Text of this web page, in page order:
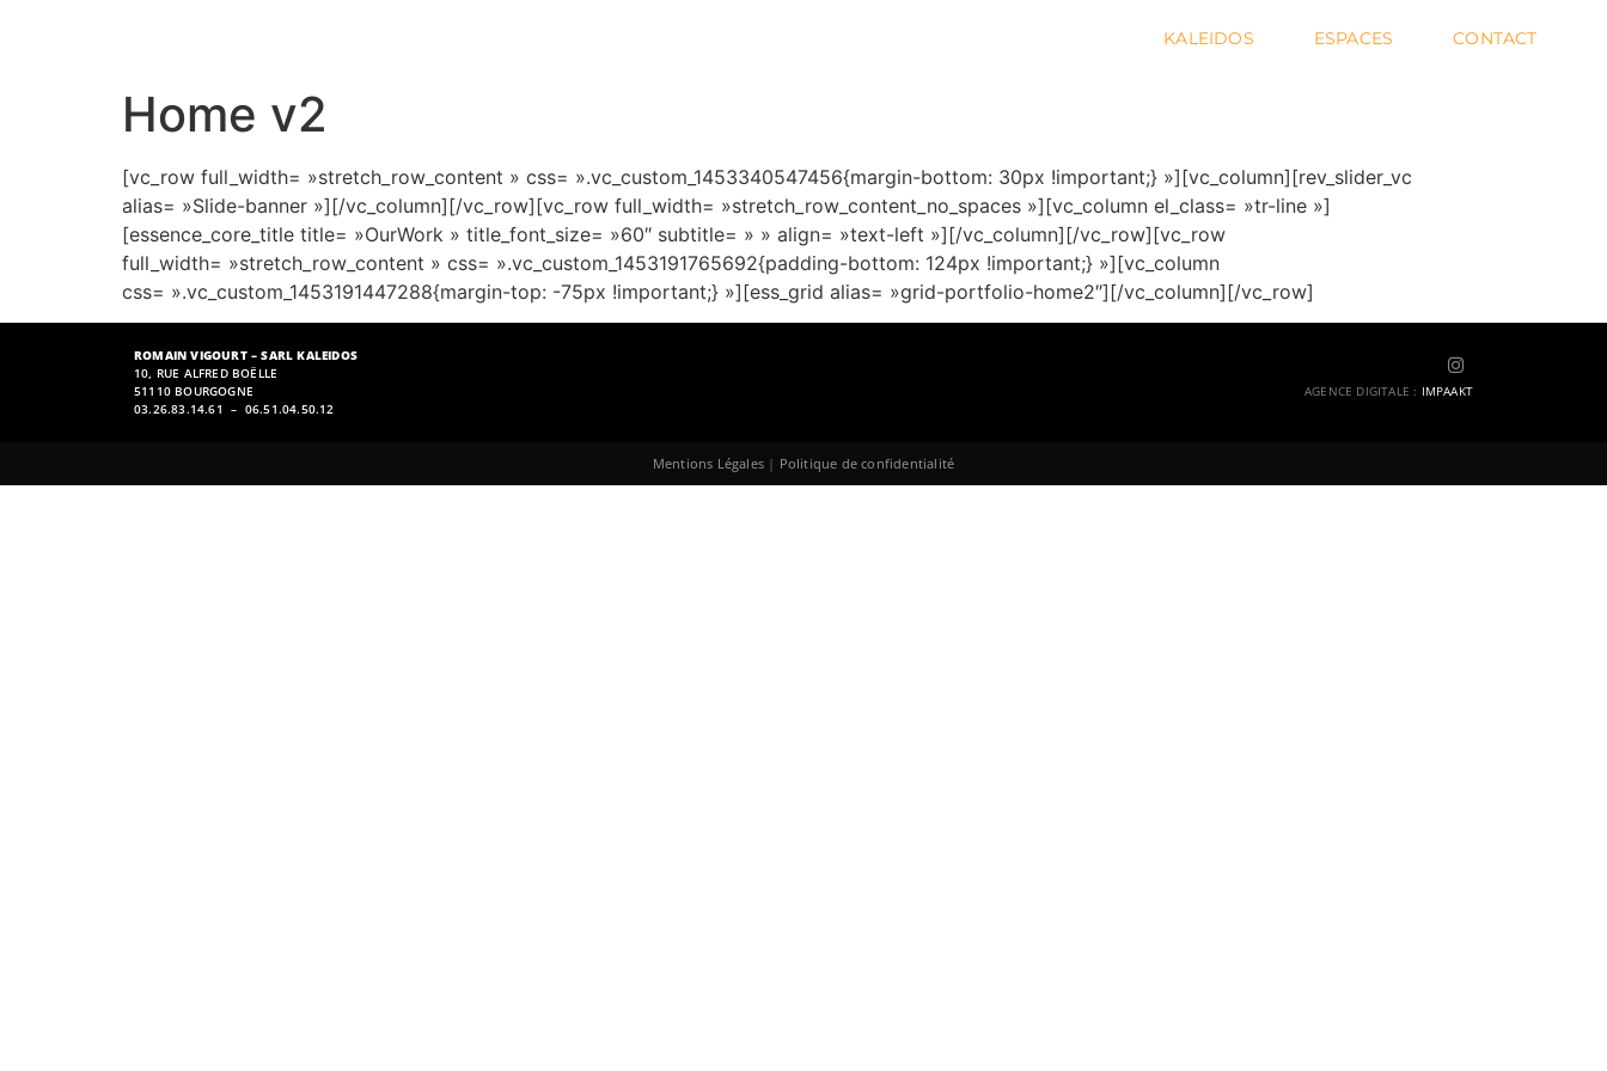
KALEIDOS ESPACES CONTACT
Home v2
[vc_row full_width= »stretch_row_content » css= ».vc_custom_1453340547456{margin-bottom: 30px !important;} »][vc_column][rev_slider_vc
alias= »Slide-banner »][/vc_column][/vc_row][vc_row full_width= »stretch_row_content_no_spaces »][vc_column el_class= »tr-line »]
[essence_core_title title= »OurWork » title_font_size= »60″ subtitle= » » align= »text-left »][/vc_column][/vc_row][vc_row
full_width= »stretch_row_content » css= ».vc_custom_1453191765692{padding-bottom: 124px !important;} »][vc_column
css= ».vc_custom_1453191447288{margin-top: -75px !important;} »][ess_grid alias= »grid-portfolio-home2″][/vc_column][/vc_row]
ROMAIN VIGOURT – SARL KALEIDOS
10, RUE ALFRED BOËLLE
51110 BOURGOGNE
03.26.83.14.61 – 06.51.04.50.12
AGENCE DIGITALE : IMPAAKT
Mentions Légales| Politique de confidentialité